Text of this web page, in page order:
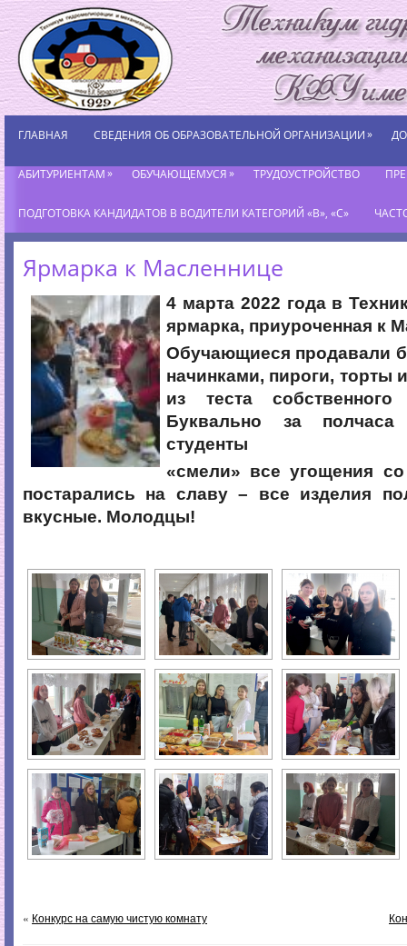
ГЛАВНАЯ СВЕДЕНИЯ ОБ ОБРАЗОВАТЕЛЬНОЙ ОРГАНИЗАЦИИ»
АБИТУРИЕНТАМ» ОБУЧАЮЩЕМУСЯ» ТРУДОУСТРОЙСТВО
ПОДГОТОВКА КАНДИДАТОВ В ВОДИТЕЛИ КАТЕГОРИЙ «В», «С»
Ярмарка к Масленнице
4 марта 2022 года в
ярмарка, приуроченная к
Обучающиеся продавали
начинками, пироги, торты
из теста собственного
Буквально за
студенты
«смели» все угощения
постарались на славу – все изделия
вкусные. Молодцы!
« Конкурс на самую чистую комнату